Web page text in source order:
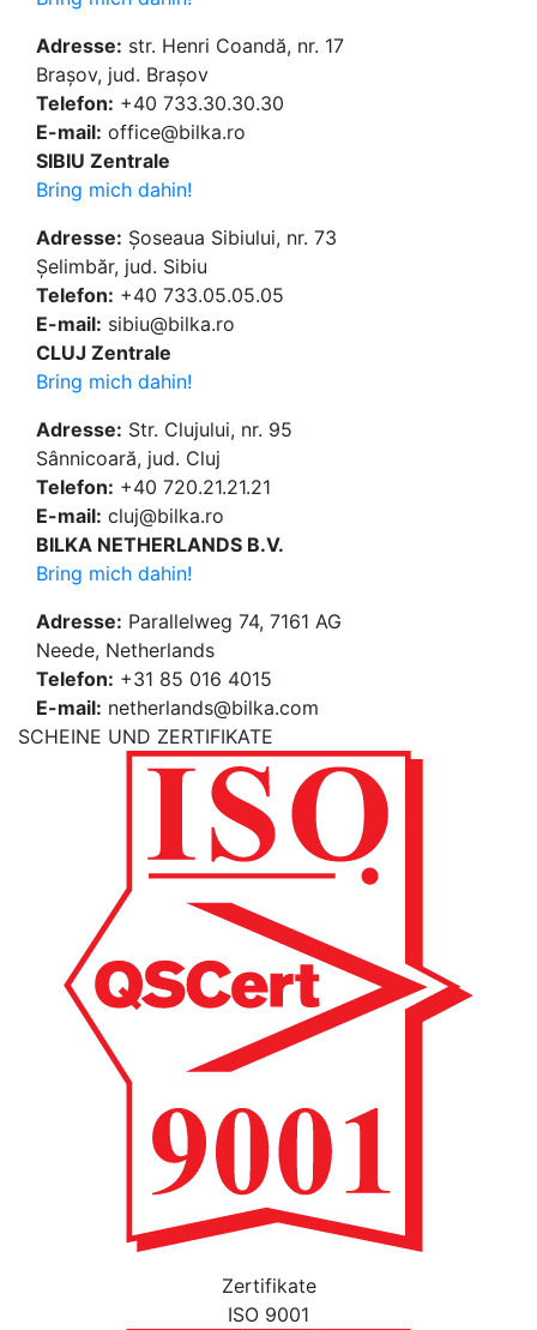
Adresse: str. Henri Coandă, nr. 17
Brașov, jud. Brașov
Telefon: +40 733.30.30.30
E-mail: office@bilka.ro
SIBIU Zentrale
Bring mich dahin!
Adresse: Șoseaua Sibiului, nr. 73
Șelimbăr, jud. Sibiu
Telefon: +40 733.05.05.05
E-mail: sibiu@bilka.ro
CLUJ Zentrale
Bring mich dahin!
Adresse: Str. Clujului, nr. 95
Sânnicoară, jud. Cluj
Telefon: +40 720.21.21.21
E-mail: cluj@bilka.ro
BILKA NETHERLANDS B.V.
Bring mich dahin!
Adresse: Parallelweg 74, 7161 AG
Neede, Netherlands
Telefon: +31 85 016 4015
E-mail: netherlands@bilka.com
SCHEINE UND ZERTIFIKATE
Zertifikate
ISO 9001